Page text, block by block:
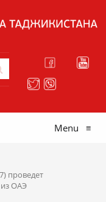
Menu ≡
проведет
ОАЭ